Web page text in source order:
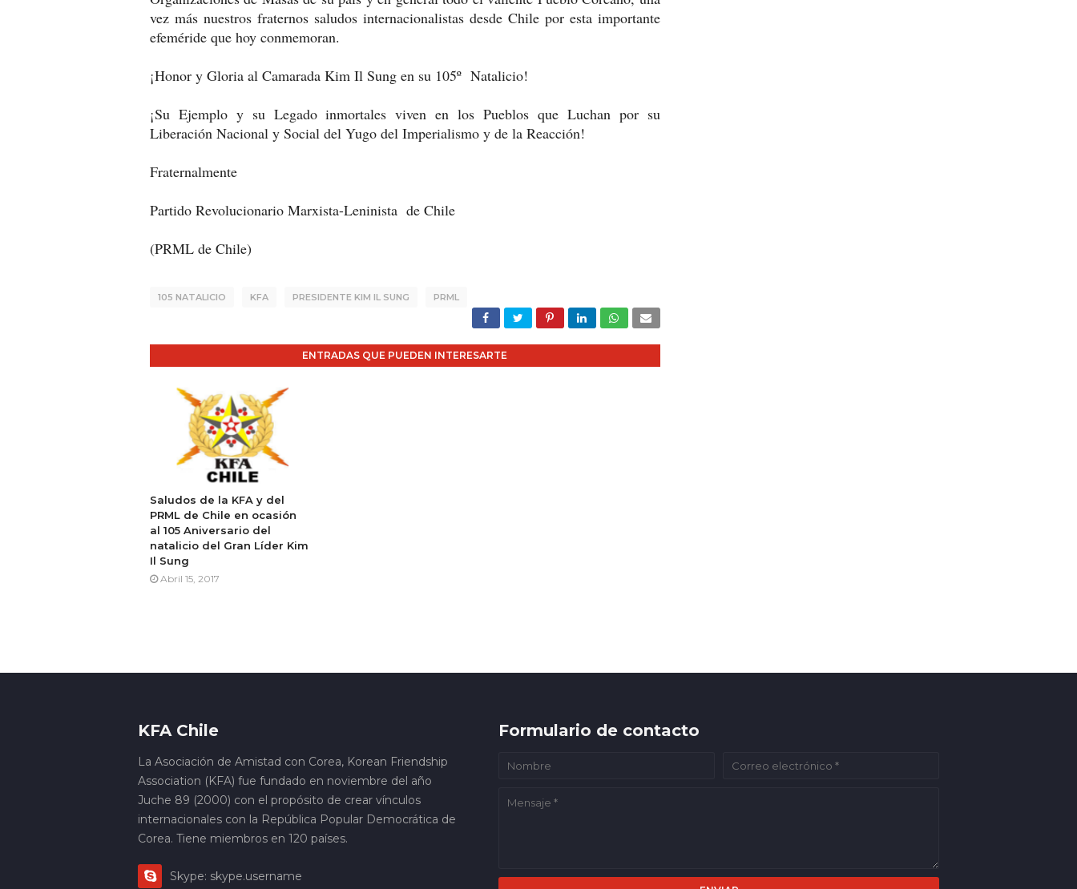
vez más nuestros fraternos saludos internacionalistas desde Chile por esta importante
efeméride que hoy conmemoran.
¡Honor y Gloria al Camarada Kim Il Sung en su 105º Natalicio!
¡Su Ejemplo y su Legado inmortales viven en los Pueblos que Luchan por su
Liberación Nacional y Social del Yugo del Imperialismo y de la Reacción!
Fraternalmente
Partido Revolucionario Marxista-Leninista de Chile
(PRML de Chile)
105 NATALICIO KFA PRESIDENTE KIM IL SUNG PRML
ENTRADAS QUE PUEDEN INTERESARTE
Saludos de la KFA y del
PRML de Chile en ocasión
al 105 Aniversario del
natalicio del Gran Líder Kim
Il Sung
Abril 15, 2017
KFA Chile
La Asociación de Amistad con Corea, Korean Friendship
Association (KFA) fue fundado en noviembre del año
Juche 89 (2000) con el propósito de crear vínculos
internacionales con la República Popular Democrática de
Corea. Tiene miembros en 120 países.
Skype: skype.username
Formulario de contacto